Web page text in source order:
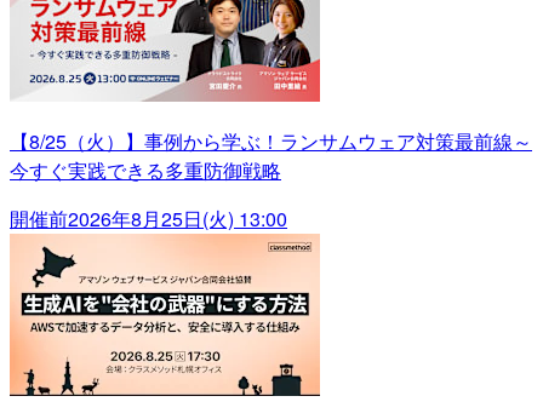
【8/25（火）】事例から学ぶ！ランサムウェア対策最前線～
今すぐ実践できる多重防御戦略
開催前2026年8月25日(火) 13:00